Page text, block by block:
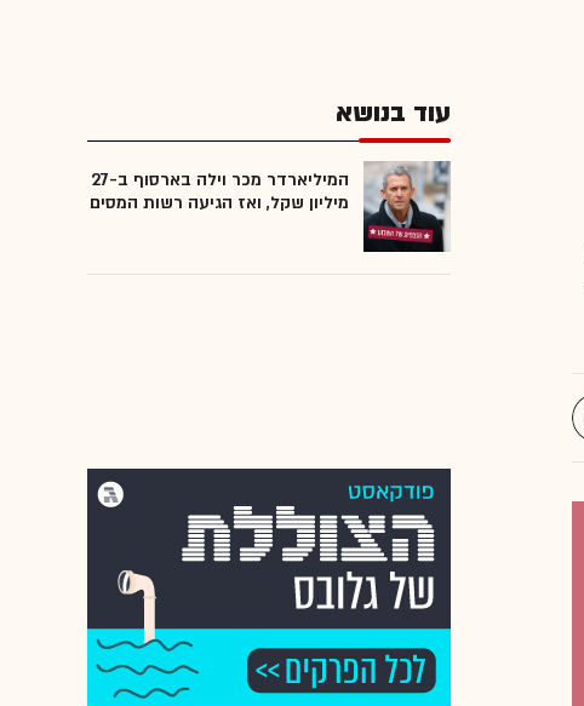
עוד בנושא
המיליארדר מכר וילה בארסוף ב-27
מיליון שקל, ואז הגיעה רשות המסים